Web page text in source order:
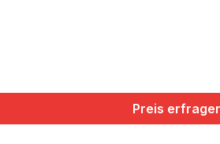
Preis